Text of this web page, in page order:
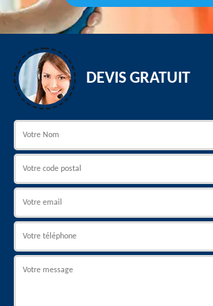
DEVIS GRATUIT